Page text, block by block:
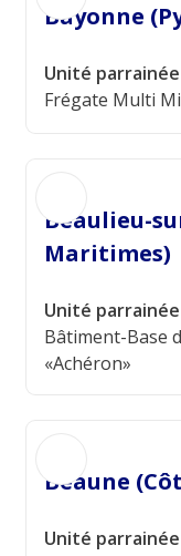
Bayonne
Unité parrainée
Frégate Multi
Beaulieu-
Maritimes)
Unité parrainée
Bâtiment-Base
«Achéron»
Beaune
Unité parrainée